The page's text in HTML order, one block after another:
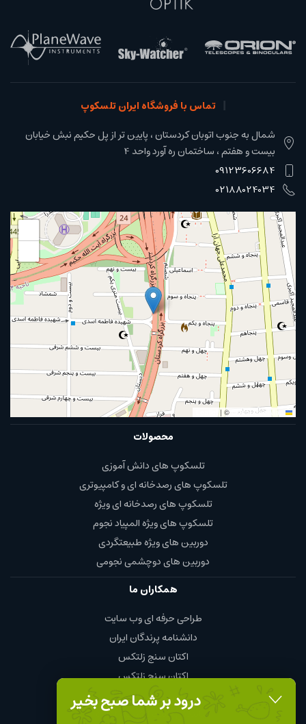
درود بر شما صبح بخیر
تماس با فروشگاه ایران تلسکوپ
شمال به جنوب اتوبان کردستان ، پایین تر از پل حکیم نبش خیابان
بیست و هفتم ، ساختمان ره آورد واحد 4
09123606684
02188024034
| © OpenStreetMap
محصولات
تلسکوپ های دانش آموزی
تلسکوپ های رصدخانه ای و کامپیوتری
تلسکوپ های رصدخانه ای ویژه
تلسکوپ های ویژه المپیاد نجوم
دوربین های ویژه طبیعتگردی
دوربین های دوچشمی نجومی
همکاران ما
طراحی حرفه ای وب سایت
دانشنامه پرندگان ایران
اکتان سنج زلتکس
اکتان سنج زلتکس
چای و قهوه محمود
نمایندگی چینت الکتریک chint